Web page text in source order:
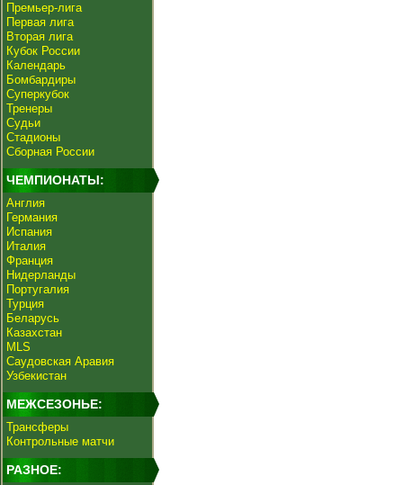
Премьер-лига
Первая лига
Вторая лига
Кубок России
Календарь
Бомбардиры
Суперкубок
Тренеры
Судьи
Стадионы
Сборная России
ЧЕМПИОНАТЫ:
Англия
Германия
Испания
Италия
Франция
Нидерланды
Португалия
Турция
Беларусь
Казахстан
MLS
Саудовская Аравия
Узбекистан
МЕЖСЕЗОНЬЕ:
Трансферы
Контрольные матчи
РАЗНОЕ: